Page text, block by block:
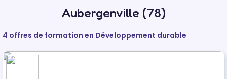
Aubergenville (78)
4 offres de formation en Développement durable